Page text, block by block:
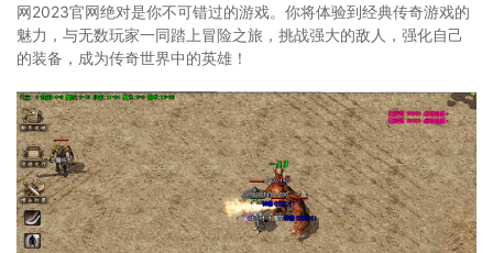
网2023官网绝对是你不可错过的游戏。你将体验到经典传奇游戏的
魅力，与无数玩家一同踏上冒险之旅，挑战强大的敌人，强化自己
的装备，成为传奇世界中的英雄！